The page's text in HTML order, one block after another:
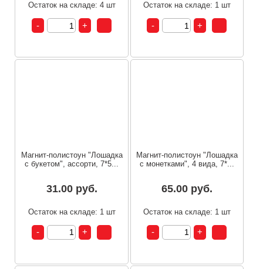
Остаток на складе: 4 шт Остаток на складе: 1 шт
Магнит-полистоун "Лошадка
с букетом", ассорти, 7*5...
31.00 руб.
Остаток на складе: 1 шт
Магнит-полистоун "Лошадка
с монетками", 4 вида, 7*...
65.00 руб.
Остаток на складе: 1 шт